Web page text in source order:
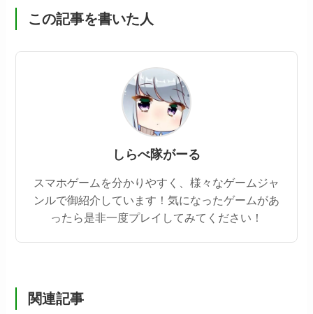
この記事を書いた人
しらべ隊がーる
スマホゲームを分かりやすく、様々なゲームジャ
ンルで御紹介しています！気になったゲームがあ
ったら是非一度プレイしてみてください！
関連記事